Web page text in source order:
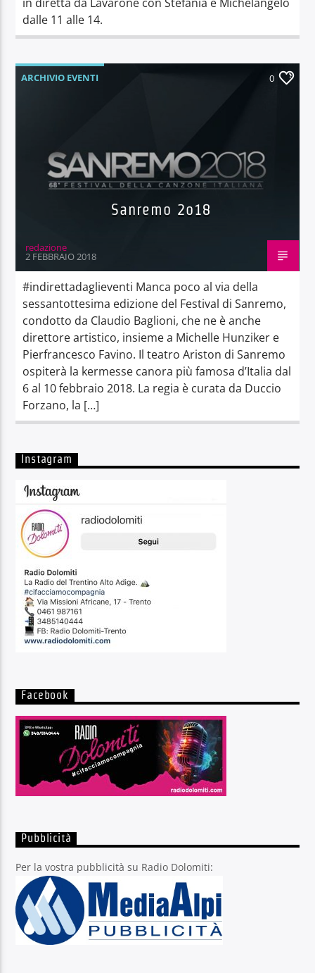
dalle 11 alle 14.
ARCHIVIO EVENTI 0
Sanremo 2o18
redazione
2 FEBBRAIO 2018
#indirettadaglieventi Manca poco al via della
sessantottesima edizione del Festival di Sanremo,
condotto da Claudio Baglioni, che ne è anche
direttore artistico, insieme a Michelle Hunziker e
Pierfrancesco Favino. Il teatro Ariston di Sanremo
ospiterà la kermesse canora più famosa d’Italia dal
6 al 10 febbraio 2018. La regia è curata da Duccio
Forzano, la […]
Instagram
Facebook
Pubblicità
Per la vostra pubblicità su Radio Dolomiti: